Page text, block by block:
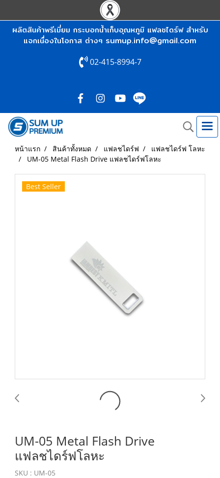
ผลิตสินค้าพรีเมี่ยม กระบอกน้ำเก็บอุณหภูมิ แฟลชไดร์ฟ สำหรับ
แจกเนื่องในโอกาส ต่างๆ sumup.info@gmail.com
02-415-8994-7
หน้าแรก สินค้าทั้งหมด แฟลชไดร์ฟ
แฟลชไดร์ฟ โลหะ
UM-05 Metal Flash Drive แฟลชไดร์ฟโลหะ
Best Seller
UM-05 Metal Flash Drive
แฟลชไดร์ฟโลหะ
SKU : UM-05